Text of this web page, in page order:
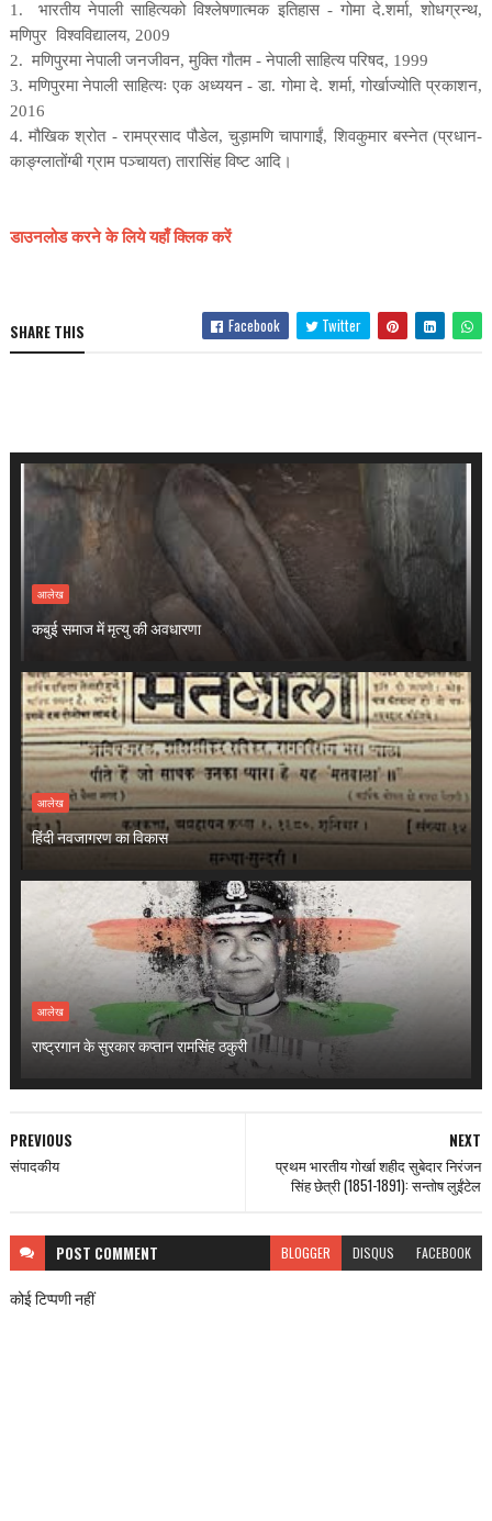
1.भारतीय नेपाली साहित्यको विश्लेषणात्मक इतिहास - गोमा दे.शर्मा,शोधग्रन्थ,
मणिपुर विश्वविद्यालय, 2009
2. मणिपुरमा नेपाली जनजीवन, मुक्ति गौतम - नेपाली साहित्य परिषद, 1999
3. मणिपुरमा नेपाली साहित्यः एक अध्ययन - डा. गोमा दे. शर्मा,गोर्खाज्योति प्रकाशन,
2016
4.मौखिक श्रोत - रामप्रसाद पौडेल,चुड़ामणि चापागाईं, शिवकुमार बस्नेत (प्रधान-
काङ्ग्लातोंग्बी ग्राम पञ्चायत) तारासिंह विष्ट आदि।
डाउनलोड करने के लिये यहाँ क्लिक करें
SHARE THIS Facebook Twitter
आलेख
कबुई समाज में मृत्यु की अवधारणा
आलेख
हिंदी नवजागरण का विकास
आलेख
राष्ट्रगान के सुरकार कप्तान रामसिंह ठकुरी
NEXT
प्रथम भारतीय गोर्खा शहीद सुबेदार निरंजन
सिंह छेत्री (1851-1891): सन्तोष लुईंटेल
PREVIOUS
संपादकीय
POST COMMENT BLOGGER DISQUS FACEBOOK
कोई टिप्पणी नहीं